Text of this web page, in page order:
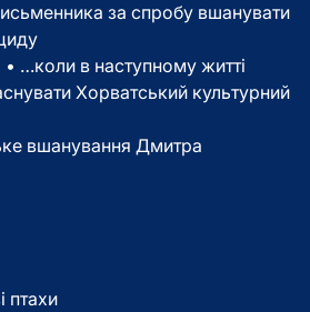
за спробу вшанувати
…коли в наступному житті
Хорватський культурний
вшанування Дмитра
птахи